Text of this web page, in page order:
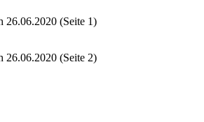
26.06.2020 (Seite 1)
26.06.2020 (Seite 2)